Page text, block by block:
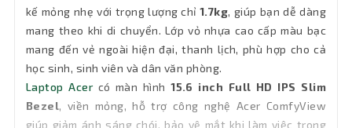
Đèn bàn
phím
Không đèn bàn phím
Chất liệu Nhựa
Wifi 802.11a/b/g/n/ac+ax
kế mỏng nhẹ với trọng lượng chỉ 1.7kg, giúp bạn dễ dàng
mang theo khi di chuyển. Lớp vỏ nhựa cao cấp màu bạc
mang đến vẻ ngoài hiện đại, thanh lịch, phù hợp cho cả
học sinh, sinh viên và dân văn phòng.
Laptop Acercó màn hình 15.6 inch Full HD IPS Slim
Bezel, viền mỏng, hỗ trợ công nghệ Acer ComfyView
giúp giảm ánh sáng chói, bảo vệ mắt khi làm việc trong